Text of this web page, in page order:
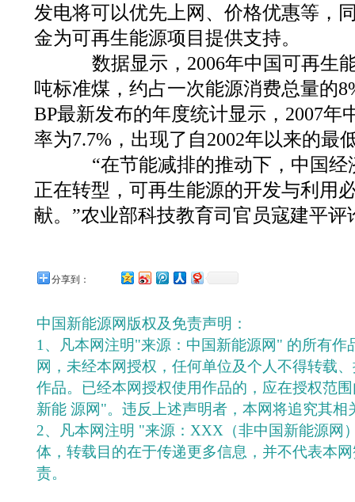
发电将可以优先上网、价格优惠等，
金为可再生能源项目提供支持。
数据显示，2006年中国可再生
吨标准煤，约占一次能源消费总量的
BP最新发布的年度统计显示，2007年
率为7.7%，出现了自2002年以来的最
“在节能减排的推动下，中国经
正在转型，可再生能源的开发与利用
献。”农业部科技教育司官员寇建平评
分享到：
中国新能源网版权及免责声明：
1、凡本网注明"来源：中国新能源网" 的所有作
网，未经本网授权，任何单位及个人不得转载
作品。已经本网授权使用作品的，应在授权范
新能 源网"。违反上述声明者，本网将追究其相
2、凡本网注明 "来源：XXX（非中国新能源网
体，转载目的在于传递更多信息，并不代表本
责。